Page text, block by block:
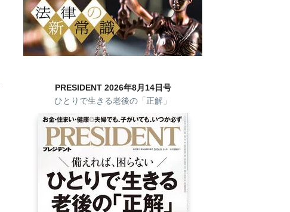
PRESIDENT 2026年8月14日号
ひとりで生きる老後の「正解」